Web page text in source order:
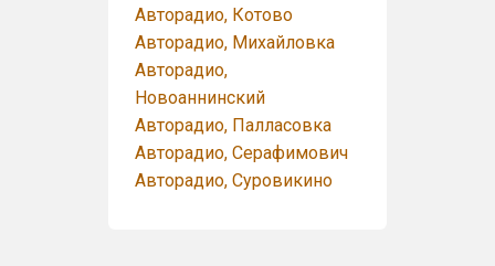
Авторадио, Котово
Авторадио, Михайловка
Авторадио,
Новоаннинский
Авторадио, Палласовка
Авторадио, Серафимович
Авторадио, Суровикино